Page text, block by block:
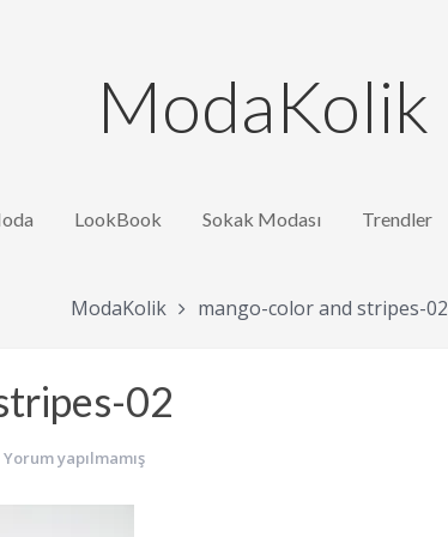
ModaKolik
LookBook Sokak Modası Trendler
ModaKolik mango-color and stripes-02
02
Yorum yapılmamış